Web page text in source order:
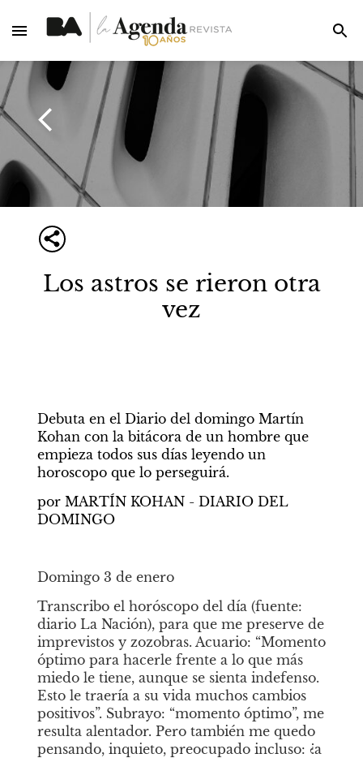
Los astros se rieron otra
vez
Debuta en el Diario del domingo Martín
Kohan con la bitácora de un hombre que
empieza todos sus días leyendo un
horoscopo que lo perseguirá.
por MARTÍN KOHAN - DIARIO DEL
DOMINGO
Domingo 3 de enero
Transcribo el horóscopo del día (fuente:
diario La Nación), para que me preserve de
imprevistos y zozobras. Acuario: “Momento
óptimo para hacerle frente a lo que más
miedo le tiene, aunque se sienta indefenso.
Esto le traería a su vida muchos cambios
positivos”. Subrayo: “momento óptimo”, me
resulta alentador. Pero también me quedo
pensando, inquieto, preocupado incluso: ¿a